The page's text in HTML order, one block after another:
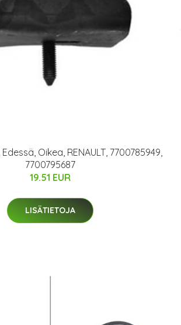
Oikea, RENAULT, 7700785949,
7700795687
19.51 EUR
LISÄTIETOJA